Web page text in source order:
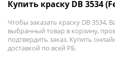
Купить краску DB 3534
Чтобы заказать краску DB 3534,
выбранный товар в корзину,
подтвердить заказ. Купить
доставкой по всей РБ.